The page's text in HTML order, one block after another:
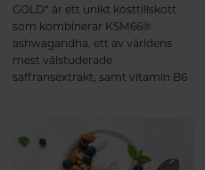
GOLD* är ett unikt kosttillskott
som kombinerar KSM66®
ashwagandha, ett av världens
mest välstuderade
saffransextrakt, samt vitamin B6
och sinne vid: Stress och
utmattning Oro och